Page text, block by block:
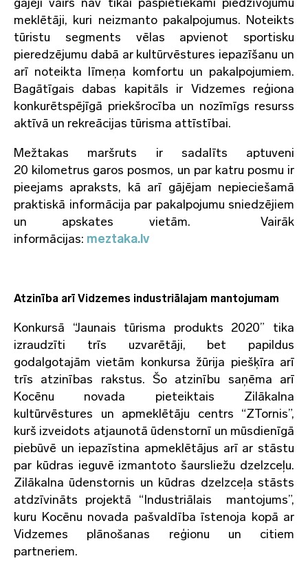
meklētāji, kuri neizmanto pakalpojumus. Noteikts
tūristu segments vēlas apvienot sportisku
pieredzējumu dabā ar kultūrvēstures iepazīšanu un
arī noteikta līmeņa komfortu un pakalpojumiem.
Bagātīgais dabas kapitāls ir Vidzemes reģiona
konkurētspējīgā priekšrocība un nozīmīgs resurss
aktīvā un rekreācijas tūrisma attīstībai.
Mežtakas maršruts ir sadalīts aptuveni
20 kilometrus garos posmos, un par katru posmu ir
pieejams apraksts, kā arī gājējam nepieciešamā
praktiskā informācija par pakalpojumu sniedzējiem
un apskates vietām. Vairāk
informācijas: meztaka.lv
Atzinība arī Vidzemes industriālajam mantojumam
Konkursā “Jaunais tūrisma produkts 2020” tika
izraudzīti trīs uzvarētāji, bet papildus
godalgotajām vietām konkursa žūrija piešķīra arī
trīs atzinības rakstus. Šo atzinību saņēma arī
Kocēnu novada pieteiktais Zilākalna
kultūrvēstures un apmeklētāju centrs “ZTornis”,
kurš izveidots atjaunotā ūdenstornī un mūsdienīgā
piebūvē un iepazīstina apmeklētājus arī ar stāstu
par kūdras ieguvē izmantoto šaursliežu dzelzceļu.
Zilākalna ūdenstornis un kūdras dzelzceļa stāsts
atdzīvināts projektā “Industriālais mantojums”,
kuru Kocēnu novada pašvaldība īstenoja kopā ar
Vidzemes plānošanas reģionu un citiem
partneriem.